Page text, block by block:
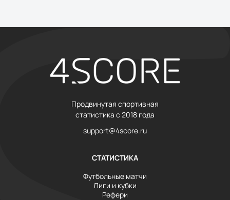
Продвинутая спортивная
статистика с 2018 года
support@4score.ru
СТАТИСТИКА
Футбольные матчи
Лиги и кубки
Рефери